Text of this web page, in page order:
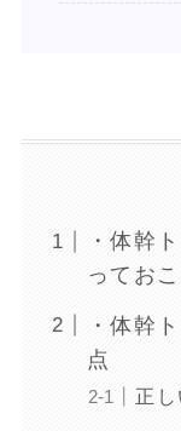
・体幹
っておこ
・体幹
点
正